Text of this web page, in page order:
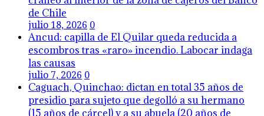
de Chile
julio 18, 2026 0
Ancud: capilla de El Quilar queda reducida a
escombros tras «raro» incendio. Labocar indaga
las causas
julio 7, 2026 0
Caguach, Quinchao: dictan en total 35 años de
presidio para sujeto que degolló a su hermano
(15 años de cárcel) y a su abuela (20 años de